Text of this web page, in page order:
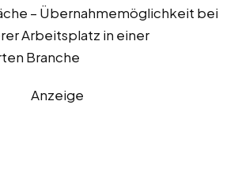
– Übernahmemöglichkeit bei
Arbeitsplatz in einer
Branche
Anzeige